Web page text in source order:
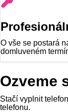
O vše se postará
domluveném
Ozveme
Stačí vyplnit
telefonu.